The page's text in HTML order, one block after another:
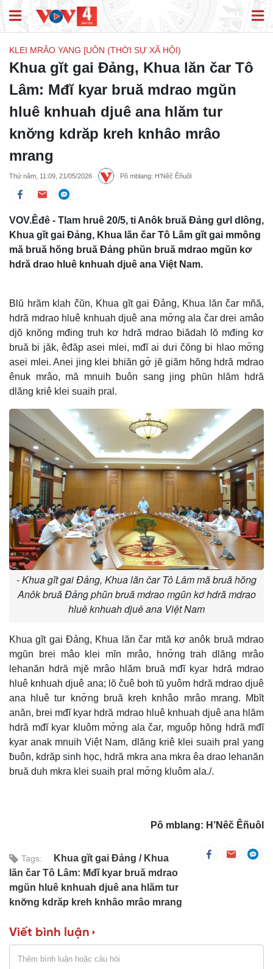
KLEI MRÂO YANG [UÔN (THỜI SỰ XÃ HỘI)
Khua gĭt gai Đảng, Khua lăn čar Tô
Lâm: Mđĭ kyar bruă mdrao mgŭn
hluê knhuah djuê ana hlăm tur
knơ̆ng kdrăp kreh knhâo mrâo
mrang
Thứ năm, 11:09, 21/05/2026 Pô mblang: H’Nêč Êñuôl
VOV.Êđê - Tlam hruê 20/5, ti Anôk bruă Đảng gưl dlông,
Khua gĭt gai Đảng, Khua lăn čar Tô Lâm gĭt gai mmông
mă bruă hŏng bruă Đảng phŭn bruă mdrao mgŭn kơ
hdră drao hluê knhuah djuê ana Việt Nam.
Blŭ hrăm klah čŭn, Khua gĭt gai Đảng, Khua lăn čar mñă,
hdră mdrao hluê knhuah djuê ana mơ̆ng ala čar drei amâo
djŏ knŏng mđing truh kơ hdră mdrao ƀiădah lŏ mđing kơ
bruă bi jăk, êđăp asei mlei, mđĭ ai dưi čŏng bi hlao mơ̆ng
asei mlei. Anei jing klei bhiăn gơ̆ jĕ giăm hŏng hdră mdrao
ênuk mrâo, mă mnuih ƀuôn sang jing phŭn hlăm hdră
dlăng kriê klei suaih pral.
- Khua gĭt gai Đảng, Khua lăn čar Tô Lâm mă bruă hŏng
Anôk bruă Đảng phŭn bruă mdrao mgŭn kơ hdră mdrao
hluê knhuah djuê ana Việt Nam
Khua gĭt gai Đảng, Khua lăn čar mtă kơ anôk bruă mdrao
mgŭn brei mâo klei mĭn mrâo, hnơ̆ng trah dlăng mrâo
lehanăn hdră mjĕ mrâo hlăm bruă mđĭ kyar hdră mdrao
hluê knhuah djuê ana; lŏ čuê boh tŭ yuôm hdră mdrao djuê
ana hluê tur knơ̆ng bruă kreh knhâo mrâo mrang. Mbĭt
anăn, brei mđĭ kyar hdră mdrao hluê knhuah djuê ana hlăm
hdră mđĭ kyar kluôm mơ̆ng ala čar, mguôp hŏng hdră mđĭ
kyar anak mnuih Việt Nam, dlăng kriê klei suaih pral yang
ƀuôn, kdrăp sinh học, hdră mkra ana mkra êa drao lehanăn
bruă duh mkra klei suaih pral mơ̆ng kluôm ala./.
Pô mblang: H’Nêč Êñuôl
Tags: Khua gĭt gai Đảng
Khua
lăn čar Tô Lâm: Mđĭ kyar bruă mdrao
mgŭn hluê knhuah djuê ana hlăm tur
knơ̆ng kdrăp kreh knhâo mrâo mrang
Viết bình luận